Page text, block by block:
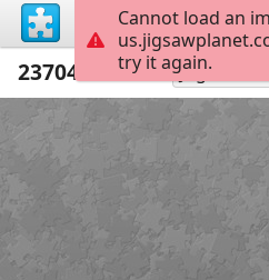
237046 svetik 204
Jogar como
Cannot load an
try it again.